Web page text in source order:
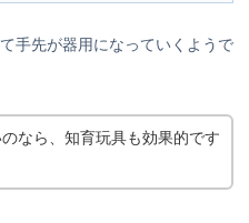
手先が器用になっていくようで
なら、知育玩具も効果的です